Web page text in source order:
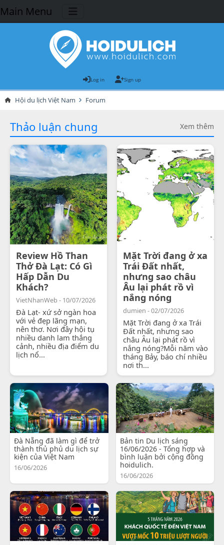
Main Menu
Log in Sign up
Hội du lịch Việt Nam Forum
Thảo luận chung Xem thêm
Review Hồ Than
Thở Đà Lạt: Có Gì
Hấp Dẫn Du
Khách?
VietNhanWeb - 10/07/2026
Đà Lạt- xứ sở ngàn hoa
với vẻ đẹp lãng mạn,
nên thơ. Nơi đây hội tụ
nhiều danh lam thắng
cảnh, nhiều địa điểm du
lịch nổ...
Mặt Trời đang ở xa
Trái Đất nhất,
nhưng sao châu
Âu lại phát rồ vì
nắng nóng
dumien - 02/07/2026
Mặt Trời đang ở xa Trái
Đất nhất, nhưng sao
châu Âu lại phát rồ vì
nắng nóng?Mỗi năm vào
tháng Bảy, báo chí nhiều
nơi th...
Đà Nẵng đã làm gì để trở
thành thủ phủ du lịch sự
kiện của Việt Nam
16/06/2026
Bản tin Du lịch sáng
16/06/2026 - Tổng hợp và
bình luận bởi cộng đồng
hoidulich.
16/06/2026